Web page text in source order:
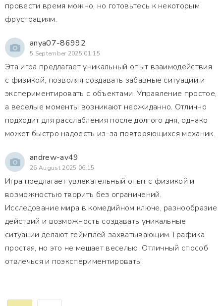
провести время можно, но готовьтесь к некоторым
фрустрациям.
anya07-86992
5 September 2025 01:15
Эта игра предлагает уникальный опыт взаимодействия
с физикой, позволяя создавать забавные ситуации и
экспериментировать с объектами. Управление простое,
а веселые моменты возникают неожиданно. Отлично
подходит для расслабления после долгого дня, однако
может быстро надоесть из-за повторяющихся механик.
andrew-av49
26 August 2025 06:15
Игра предлагает увлекательный опыт с физикой и
возможностью творить без ограничений.
Исследование мира в комедийном ключе, разнообразие
действий и возможность создавать уникальные
ситуации делают геймплей захватывающим. Графика
простая, но это не мешает веселью. Отличный способ
отвлечься и поэкспериментировать!